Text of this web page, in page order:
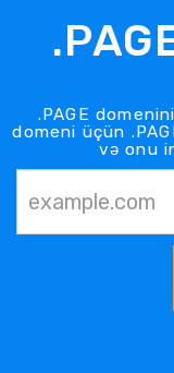
.PAGE
domeni üçün
və onu